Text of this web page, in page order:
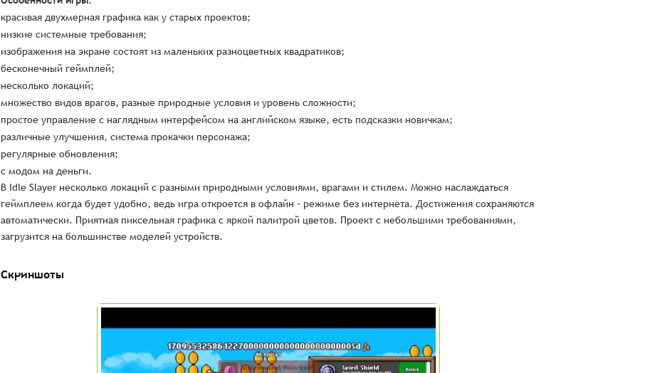
красивая двухмерная графика как у старых проектов;
низкие системные требования;
изображения на экране состоят из маленьких разноцветных квадратиков;
бесконечный геймплей;
несколько локаций;
множество видов врагов, разные природные условия и уровень сложности;
простое управление с наглядным интерфейсом на английском языке, есть подсказки новичкам;
различные улучшения, система прокачки персонажа;
регулярные обновления;
с модом на деньги.
В Idle Slayer несколько локаций с разными природными условиями, врагами и стилем. Можно наслаждаться
геймплеем когда будет удобно, ведь игра откроется в офлайн – режиме без интернета. Достижения сохраняются
автоматически. Приятная пиксельная графика с яркой палитрой цветов. Проект с небольшими требованиями,
загрузится на большинстве моделей устройств.
Скриншоты